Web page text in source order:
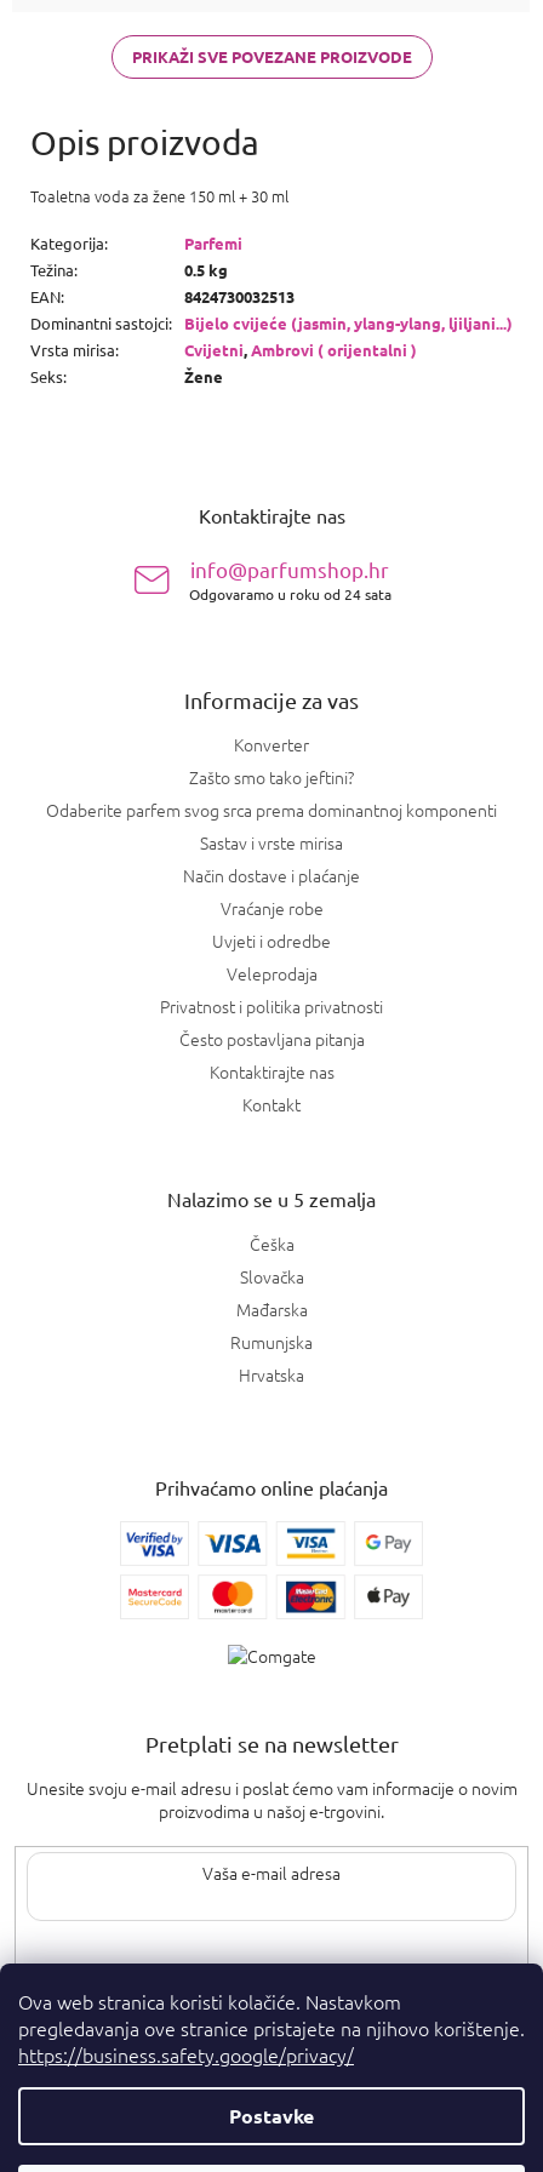
Ova web stranica koristi kolačiće. Nastavkom
pregledavanja ove stranice pristajete na njihovo korištenje.
https://business.safety.google/privacy/
Postavke
Mademoiselle
a Carolina
PRIKAŽI SVE POVEZANE PROIZVODE
Toaletna voda za žene 150 ml + 30 ml
Kategorija:
Parfemi
Težina:
0.5 kg
EAN:
8424730032513
Dominantni sastojci:
Bijelo cvijeće (jasmin, ylang-ylang, ljiljani...)
Vrsta mirisa: Cvijetni,Ambrovi ( orijentalni )
Seks: Žene
Kontaktirajte nas
info@parfumshop.hr
Odgovaramo u roku od 24 sata
Informacije za vas
Konverter
Zašto smo tako jeftini?
Odaberite parfem svog srca prema dominantnoj komponenti
Sastav i vrste mirisa
Način dostave i plaćanje
Vraćanje robe
Uvjeti i odredbe
Veleprodaja
Privatnost i politika privatnosti
Često postavljana pitanja
Kontaktirajte nas
Kontakt
Nalazimo se u 5 zemalja
Češka
Slovačka
Mađarska
Rumunjska
Hrvatska
Prihvaćamo online plaćanja
Pretplati se na newsletter
Unesite svoju e-mail adresu i poslat ćemo vam informacije o novim
proizvodima u našoj e-trgovini.
Upisom svoje e-pošte pristajete nauvjete privatnosti.
Autorska prava 2026Parfumshop.hr. Sva prava pridržana.